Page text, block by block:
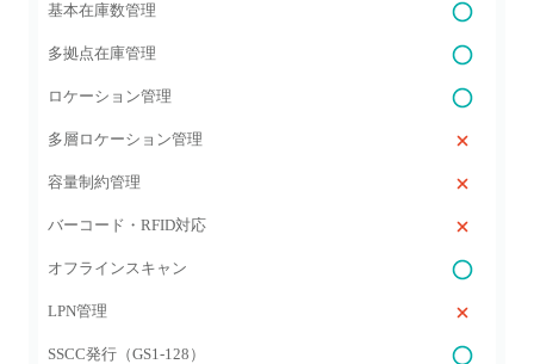
基本在庫数管理
多拠点在庫管理
ロケーション管理
多層ロケーション管理
容量制約管理
バーコード・RFID対応
オフラインスキャン
LPN管理
SSCC発行（GS1‑128）